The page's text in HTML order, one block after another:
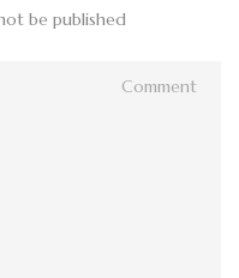
be published.